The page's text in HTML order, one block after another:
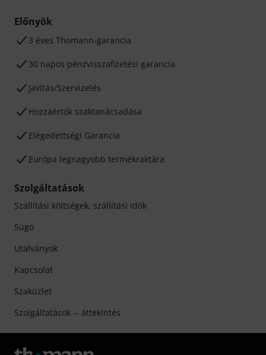
Előnyök
3 éves Thomann-garancia
30 napos pénzvisszafizetési garancia
Javítás/Szervizelés
Hozzáértők szaktanácsadása
Elégedettségi Garancia
Európa legnagyobb termékraktára
Szolgáltatások
Szállítási költségek, szállítási idők
Súgó
Utalványok
Kapcsolat
Szaküzlet
Szolgáltatások -- áttekintés